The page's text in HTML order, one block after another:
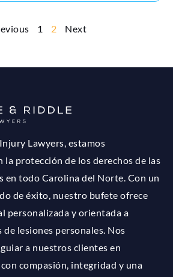
1 2 Next
Lawyers, estamos
la protección de los derechos de las
en todo Carolina del Norte. Con un
de éxito, nuestro bufete ofrece
personalizada y orientada a
de lesiones personales. Nos
a nuestros clientes en
compasión, integridad y una